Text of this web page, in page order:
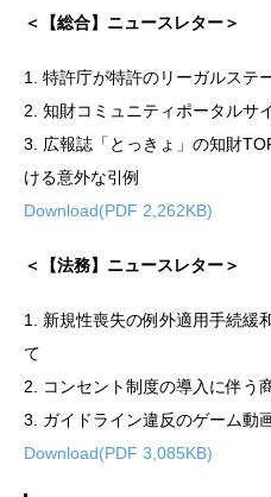
＜【総合】ニュースレター＞
1. 特許庁が特許のリーガルステ
2. 知財コミュニティポータルサ
3. 広報誌「とっきょ」の知財
ける意外な引例
Download(PDF 2,262KB)
＜【法務】ニュースレター＞
1. 新規性喪失の例外適用手続緩
て
2. コンセント制度の導入に伴う
3. ガイドライン違反のゲーム動
Download(PDF 3,085KB)